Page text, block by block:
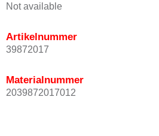
Not available
Artikelnummer
39872017
Materialnummer
2039872017012